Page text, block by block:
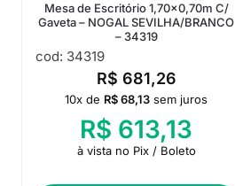
Mesa de Escritório 1,70×0,70m C/
Gaveta – NOGAL SEVILHA/BRANCO
– 34319
cod: 34319
R$ 681,26
10x de R$68,13 sem juros
R$ 613,13
à vista no Pix / Boleto